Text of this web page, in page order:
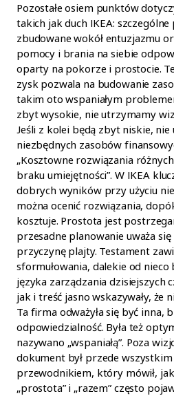
Pozostałe osiem punktów
takich jak duch IKEA:
zbudowane wokół entuzjazmu
pomocy i brania na siebie
oparty na pokorze i prostocie.
zysk pozwala na budowanie
takim oto wspaniałym
zbyt wysokie, nie utrzymamy
Jeśli z kolei będą zbyt niskie, nie
niezbędnych zasobów
„Kosztowne rozwiązania
braku umiejętności”. W IKEA
dobrych wyników przy użyciu
można ocenić rozwiązania,
kosztuje. Prostota jest
przesadne planowanie uważa się
przyczynę plajty. Testament
sformułowania, dalekie od
języka zarządzania dzisiejszych
jak i treść jasno wskazywały, że
Ta firma odważyła się być inna,
odpowiedzialność. Była też
nazywano „wspaniałą”. Poza
dokument był przede
przewodnikiem, który mówił, jak
„prostota” i „razem” często